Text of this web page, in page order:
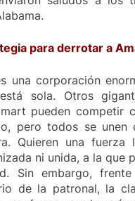
para derrotar a
una corporación
sola. Otros
pueden competir
pero todos se unen
Quieren una fuerza
ni unida, a la que
Sin embargo,
de la patronal, la